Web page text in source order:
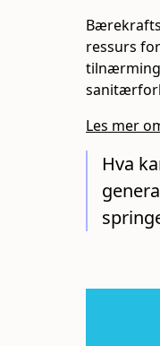
ressurs
tilnærming
Les mer
Hva